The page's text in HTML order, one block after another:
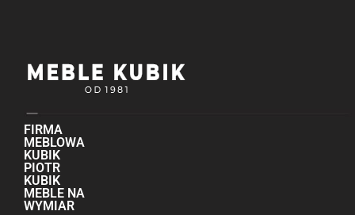
FIRMA
MEBLOWA
KUBIK
PIOTR
KUBIK
MEBLE NA
WYMIAR